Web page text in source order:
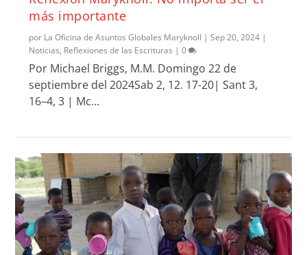
más importante
por La Oficina de Asuntos Globales Maryknoll |Sep 20, 2024 |
Noticias, Reflexiones de las Escrituras |0
Por Michael Briggs, M.M. Domingo 22 de
septiembre del 2024Sab 2, 12. 17-20| Sant 3,
16–4, 3 | Mc...